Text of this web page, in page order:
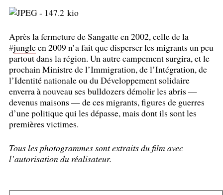
Après la fermeture de Sangatte en 2002, celle de la
#jungleen 2009 n’a fait que disperser les migrants un peu
partout dans la région. Un autre campement surgira, et le
prochain Ministre de l’Immigration, de l’Intégration, de
l’Identité nationale ou du Développement solidaire
enverra à nouveau ses bulldozers démolir les abris —
devenus maisons — de ces migrants, figures de guerres
d’une politique qui les dépasse, mais dont ils sont les
premières victimes.
Tous les photogrammes sont extraits du film avec
l’autorisation du réalisateur.